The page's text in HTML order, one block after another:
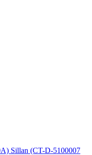
Sillan (CT-D-5100007